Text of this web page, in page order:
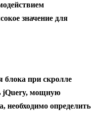
значение для
блока при скролле
jQuery, мощную
необходимо определить